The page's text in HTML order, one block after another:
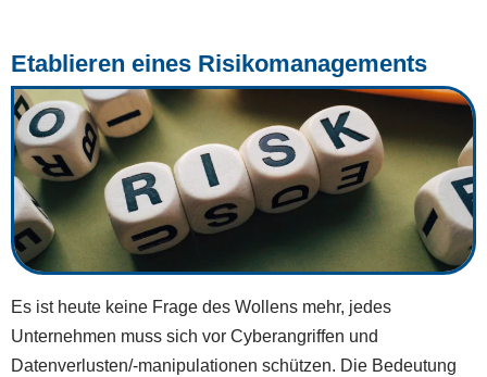
Etablieren eines Risikomanagements
Es ist heute keine Frage des Wollens mehr, jedes
Unternehmen muss sich vor Cyberangriffen und
Datenverlusten/-manipulationen schützen. Die Bedeutung